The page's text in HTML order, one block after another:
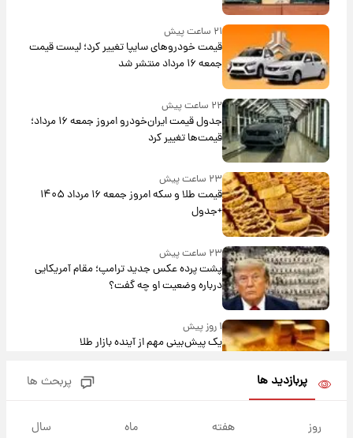
۲۱ ساعت پیش
قیمت خودروهای سایپا تغییر کرد؛ لیست قیمت
جمعه ۱۶ مرداد منتشر شد
۲۲ ساعت پیش
جدول قیمت ایران‌خودرو امروز جمعه ۱۶ مرداد؛
قیمت‌ها تغییر کرد
۲۳ ساعت پیش
قیمت طلا و سکه امروز جمعه ۱۶ مرداد ۱۴۰۵
+جدول
۲۳ ساعت پیش
پشت پرده عکس جدید ترامپ؛ مقام آمریکایی
درباره وضعیت او چه گفت؟
۱ روز پیش
یک پیش‌بینی مهم از آینده بازار طلا
پربازدید ها پربحث ها
روز هفته ماه سال